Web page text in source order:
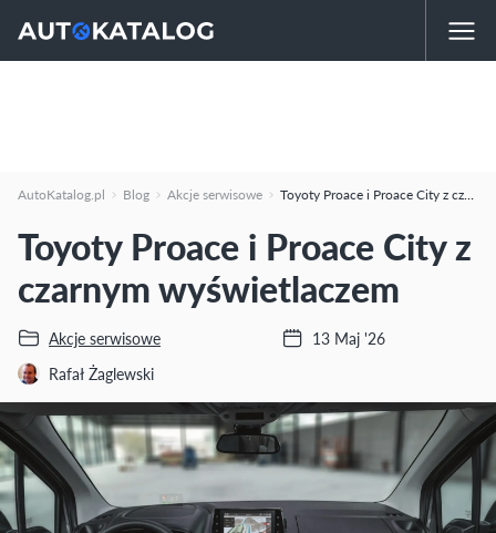
AutoKatalog.pl Blog Akcje serwisowe Toyoty Proace i Proace City z czarnym wyświetlaczem
Toyoty Proace i Proace City z
czarnym wyświetlaczem
Akcje serwisowe
Rafał Żaglewski
13 Maj '26